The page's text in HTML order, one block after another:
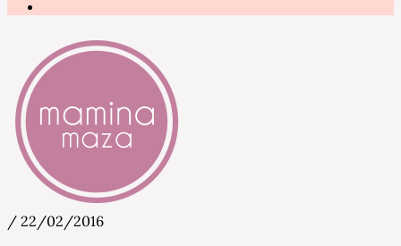
Mamina Maza
/ 22/02/2016